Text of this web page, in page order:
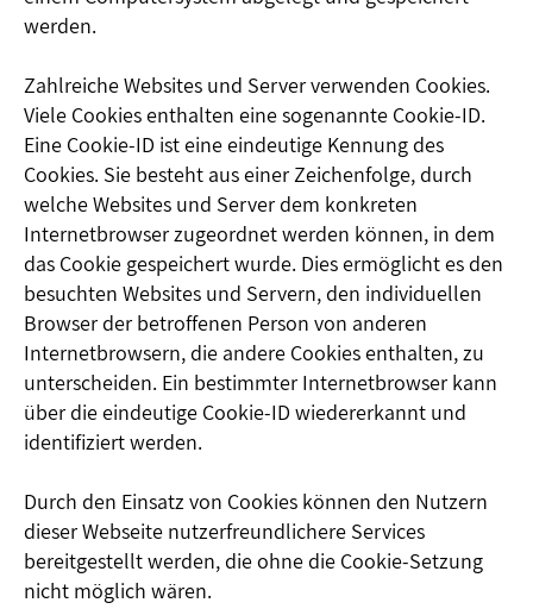
werden.
Zahlreiche Websites und Server verwenden Cookies.
Viele Cookies enthalten eine sogenannte Cookie-ID.
Eine Cookie-ID ist eine eindeutige Kennung des
Cookies. Sie besteht aus einer Zeichenfolge, durch
welche Websites und Server dem konkreten
Internetbrowser zugeordnet werden können, in dem
das Cookie gespeichert wurde. Dies ermöglicht es den
besuchten Websites und Servern, den individuellen
Browser der betroffenen Person von anderen
Internetbrowsern, die andere Cookies enthalten, zu
unterscheiden. Ein bestimmter Internetbrowser kann
über die eindeutige Cookie-ID wiedererkannt und
identifiziert werden.
Durch den Einsatz von Cookies können den Nutzern
dieser Webseite nutzerfreundlichere Services
bereitgestellt werden, die ohne die Cookie-Setzung
nicht möglich wären.